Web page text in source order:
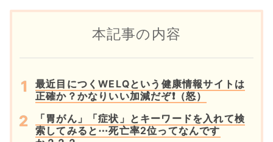
本記事の内容
最近目につくWELQという健康情報サイトは
正確か？かなりいい加減だぞ❗（怒）
「胃がん」「症状」とキーワードを入れて検
索してみると⋯死亡率2位ってなんです